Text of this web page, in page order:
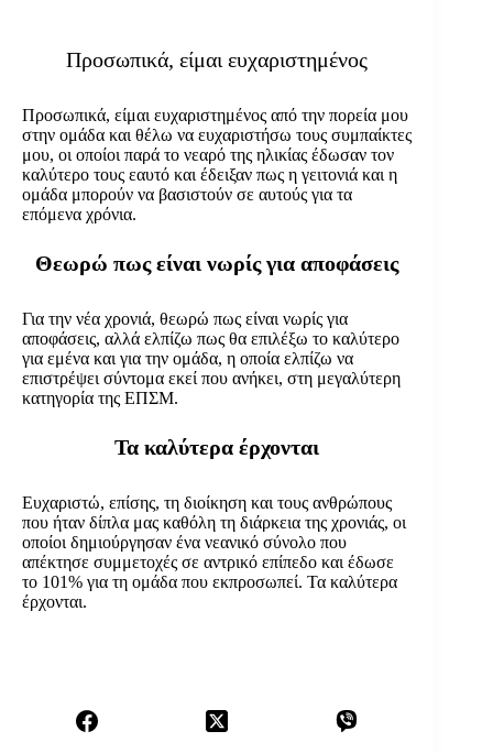
Προσωπικά, είμαι ευχαριστημένος
Προσωπικά, είμαι ευχαριστημένος από την πορεία μου
στην ομάδα και θέλω να ευχαριστήσω τους συμπαίκτες
μου, οι οποίοι παρά το νεαρό της ηλικίας έδωσαν τον
καλύτερο τους εαυτό και έδειξαν πως η γειτονιά και η
ομάδα μπορούν να βασιστούν σε αυτούς για τα
επόμενα χρόνια.
Θεωρώ πως είναι νωρίς για αποφάσεις
Για την νέα χρονιά, θεωρώ πως είναι νωρίς για
αποφάσεις, αλλά ελπίζω πως θα επιλέξω το καλύτερο
για εμένα και για την ομάδα, η οποία ελπίζω να
επιστρέψει σύντομα εκεί που ανήκει, στη μεγαλύτερη
κατηγορία της ΕΠΣΜ.
Τα καλύτερα έρχονται
Ευχαριστώ, επίσης, τη διοίκηση και τους ανθρώπους
που ήταν δίπλα μας καθόλη τη διάρκεια της χρονιάς, οι
οποίοι δημιούργησαν ένα νεανικό σύνολο που
απέκτησε συμμετοχές σε αντρικό επίπεδο και έδωσε
το 101% για τη ομάδα που εκπροσωπεί. Τα καλύτερα
έρχονται.